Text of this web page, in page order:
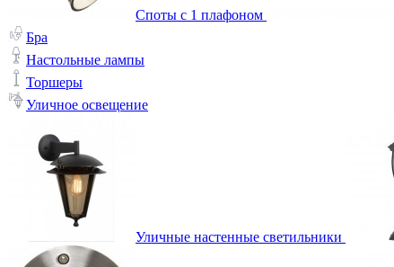
Споты с 1 плафоном
Бра
Настольные лампы
Торшеры
Уличное освещение
Уличные настенные светильники